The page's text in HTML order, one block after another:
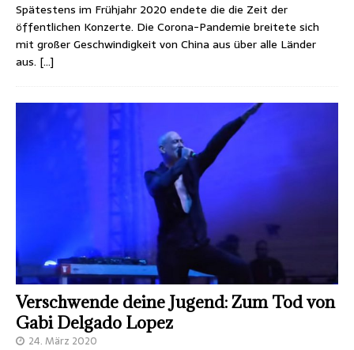
Spätestens im Frühjahr 2020 endete die die Zeit der
öffentlichen Konzerte. Die Corona-Pandemie breitete sich
mit großer Geschwindigkeit von China aus über alle Länder
aus. […]
Verschwende deine Jugend: Zum Tod von
Gabi Delgado Lopez
24. März 2020